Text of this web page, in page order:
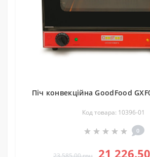
Піч конвекційна GoodFood
Код товара: 10396-01
0
21